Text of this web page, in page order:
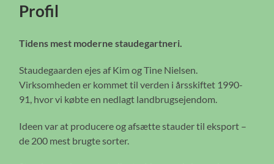
Profil
Tidens mest moderne staudegartneri.
Staudegaarden ejes af Kim og Tine Nielsen.
Virksomheden er kommet til verden i årsskiftet 1990-
91, hvor vi købte en nedlagt landbrugsejendom.
Ideen var at producere og afsætte stauder til eksport –
de 200 mest brugte sorter.